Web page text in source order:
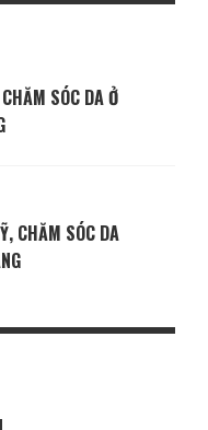
SÓC DA Ở
CHĂM SÓC DA